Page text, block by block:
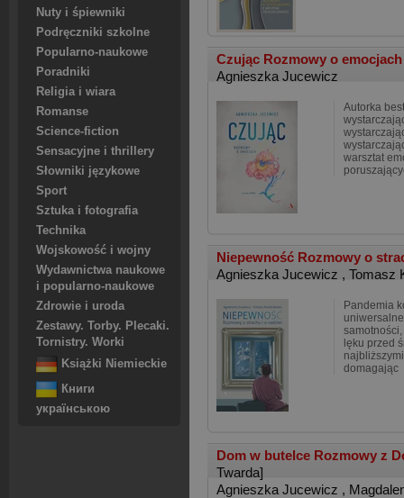
Nuty i śpiewniki
Podręczniki szkolne
Popularno-naukowe
Poradniki
Religia i wiara
Romanse
Science-fiction
Sensacyjne i thrillery
Słowniki językowe
Sport
Sztuka i fotografia
Technika
Wojskowość i wojny
Wydawnictwa naukowe
i popularno-naukowe
Zdrowie i uroda
Zestawy. Torby. Plecaki.
Tornistry. Worki
Książki Niemieckie
Книги
українською
Czując Rozmowy o
Agnieszka Jucewicz
Autorka
warsztat
Niepewność Rozmowy o
Agnieszka Jucewicz , Tomasz
Pandemia
lęku przed
domagając
Dom w butelce Rozmowy z
Twarda]
Agnieszka Jucewicz ,